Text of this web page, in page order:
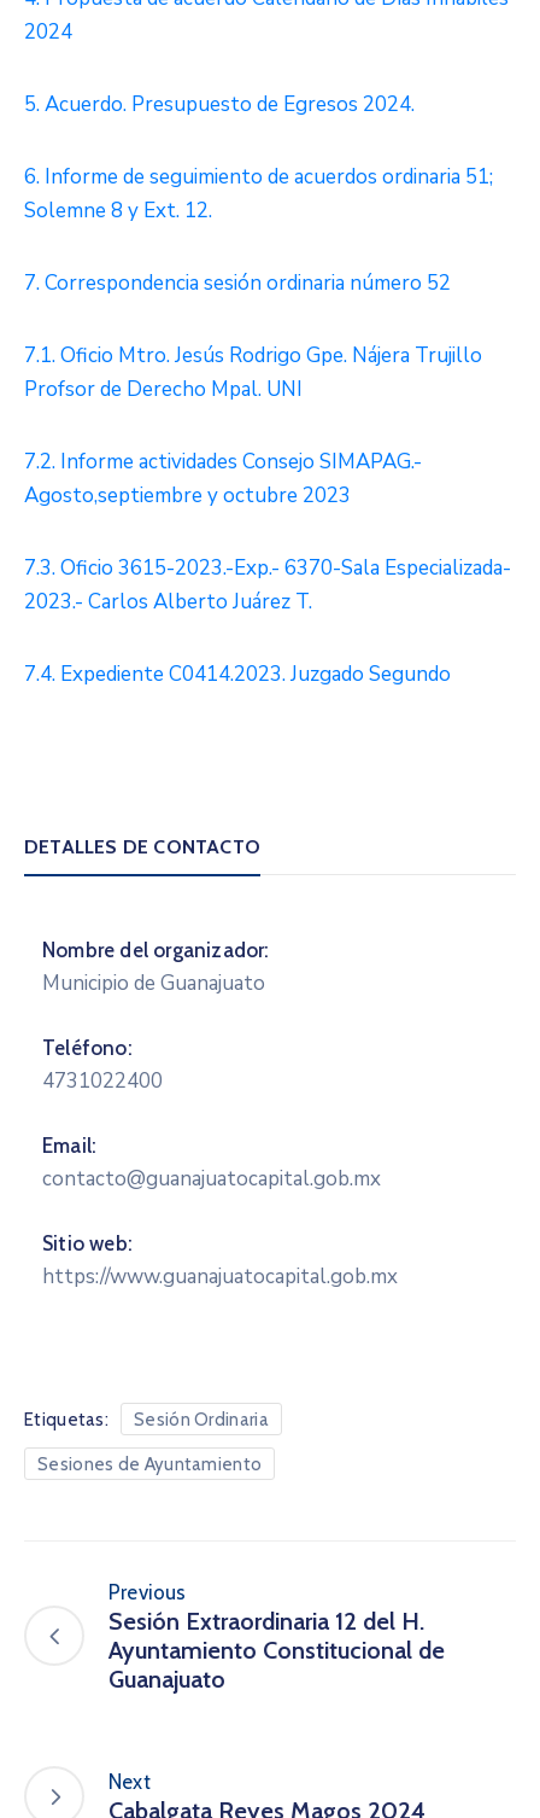
2024
5. Acuerdo. Presupuesto de Egresos 2024.
6. Informe de seguimiento de acuerdos ordinaria 51;
Solemne 8 y Ext. 12.
7. Correspondencia sesión ordinaria número 52
7.1. Oficio Mtro. Jesús Rodrigo Gpe. Nájera Trujillo
Profsor de Derecho Mpal. UNI
7.2. Informe actividades Consejo SIMAPAG.-
Agosto,septiembre y octubre 2023
7.3. Oficio 3615-2023.-Exp.- 6370-Sala Especializada-
2023.- Carlos Alberto Juárez T.
7.4. Expediente C0414.2023. Juzgado Segundo
DETALLES DE CONTACTO
Nombre del organizador:
Municipio de Guanajuato
Teléfono:
4731022400
Email:
contacto@guanajuatocapital.gob.mx
Sitio web:
https://www.guanajuatocapital.gob.mx
Etiquetas: Sesión Ordinaria
Sesiones de Ayuntamiento
Previous
Sesión Extraordinaria 12 del H.
Ayuntamiento Constitucional de
Guanajuato
Next
Cabalgata Reyes Magos 2024